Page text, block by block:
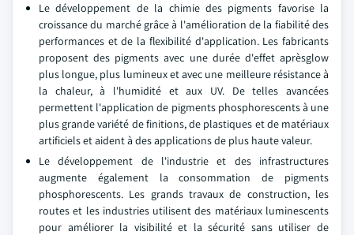
Le développement de la chimie des pigments favorise la
croissance du marché grâce à l'amélioration de la fiabilité des
performances et de la flexibilité d'application. Les fabricants
proposent des pigments avec une durée d'effet aprèsglow
plus longue, plus lumineux et avec une meilleure résistance à
la chaleur, à l'humidité et aux UV. De telles avancées
permettent l'application de pigments phosphorescents à une
plus grande variété de finitions, de plastiques et de matériaux
artificiels et aident à des applications de plus haute valeur.
Le développement de l'industrie et des infrastructures
augmente également la consommation de pigments
phosphorescents. Les grands travaux de construction, les
routes et les industries utilisent des matériaux luminescents
pour améliorer la visibilité et la sécurité sans utiliser de